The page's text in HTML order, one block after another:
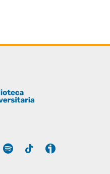
Spotify Tiktok